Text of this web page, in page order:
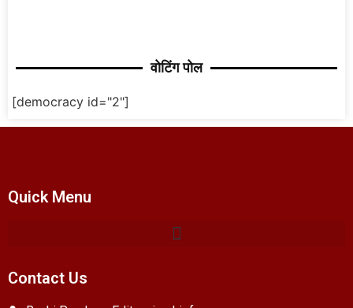
वोटिंग पोल
[democracy id="2"]
Quick Menu
Contact Us